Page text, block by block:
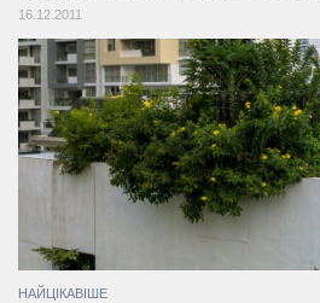
16.12.2011
НАЙЦІКАВІШЕ